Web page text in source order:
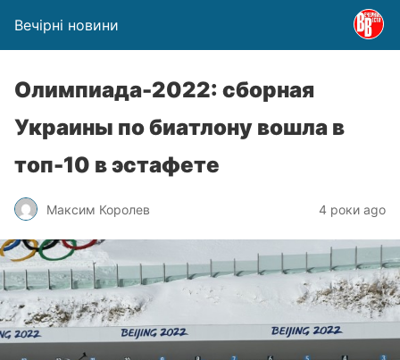
Вечірні новини
Олимпиада-2022: сборная
Украины по биатлону вошла в
топ-10 в эстафете
Максим Королев 4 роки ago